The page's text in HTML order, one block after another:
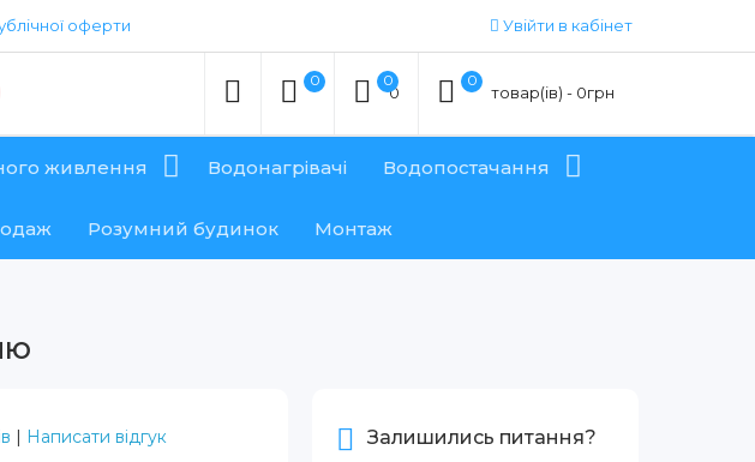
оферти Увійти в кабінет
0
товар(ів) - 0грн
0 0
0
живлення Водонагрівачі Водопостачання
Розумний будинок Монтаж
| Написати відгук Залишились питання?